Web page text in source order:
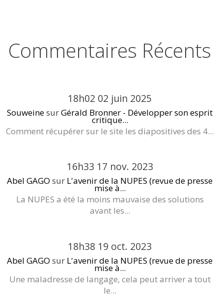
Commentaires Récents
18h02 02 juin 2025
SouweinesurGérald Bronner - Développer son esprit
critique...
Comment récupérer sur le site les diapositives des 4...
16h33 17 nov. 2023
Abel GAGO sur L'avenir de la NUPES (revue de presse
mise à...
La NUPES a été la moins mauvaise des solutions
avant les...
18h38 19 oct. 2023
Abel GAGO sur L'avenir de la NUPES (revue de presse
mise à...
Une maladresse de langage, cela peut arriver a tout
le...